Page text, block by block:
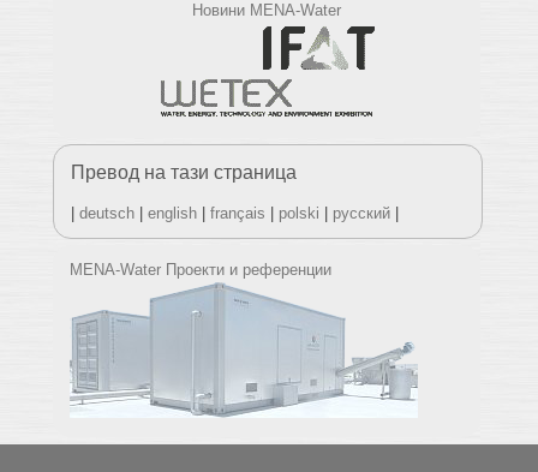
Новини MENA-Water
Превод на тази страница
|deutsch |english |français polski русский
MENA-Water Проекти и референции